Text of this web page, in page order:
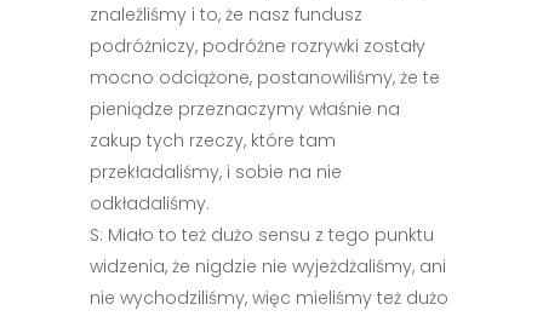
znaleźliśmy i to, że nasz fundusz
podróżniczy, podróżne rozrywki zostały
mocno odciążone, postanowiliśmy, że te
pieniądze przeznaczymy właśnie na
zakup tych rzeczy, które tam
przekładaliśmy, i sobie na nie
odkładaliśmy.
S: Miało to też dużo sensu z tego punktu
widzenia, że nigdzie nie wyjeżdżaliśmy, ani
nie wychodziliśmy, więc mieliśmy też dużo